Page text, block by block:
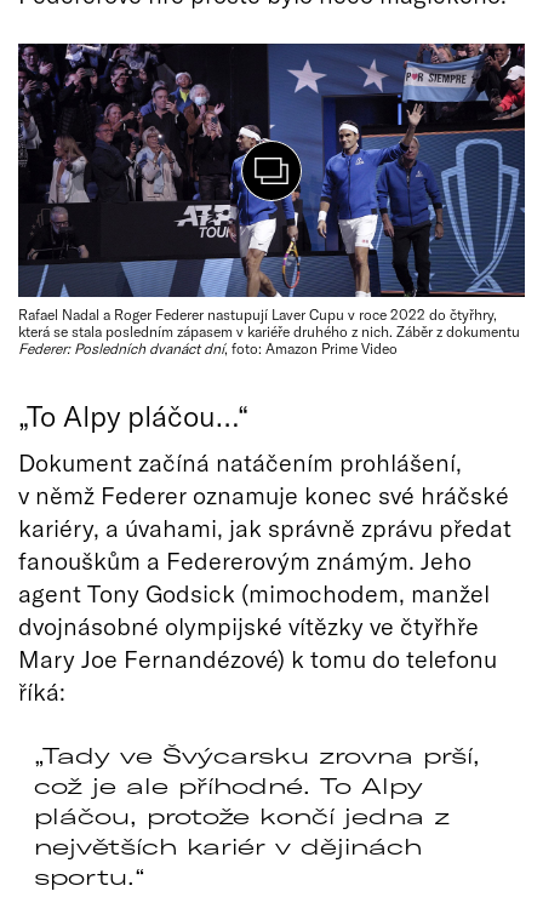
Rafael Nadal a Roger Federer nastupují Laver Cupu v roce 2022 do čtyřhry,
která se stala posledním zápasem v kariéře druhého z nich. Záběr z dokumentu
Federer: Posledních dvanáct dní, foto: Amazon Prime Video
„To Alpy pláčou…“
Dokument začíná natáčením prohlášení,
v němž Federer oznamuje konec své hráčské
kariéry, a úvahami, jak správně zprávu předat
fanouškům a Federerovým známým. Jeho
agent Tony Godsick (mimochodem, manžel
dvojnásobné olympijské vítězky ve čtyřhře
Mary Joe Fernandézové) k tomu do telefonu
říká:
Tady ve Švýcarsku zrovna prší,
což je ale příhodné. To Alpy
pláčou, protože končí jedna z
největších kariér v dějinách
sportu.